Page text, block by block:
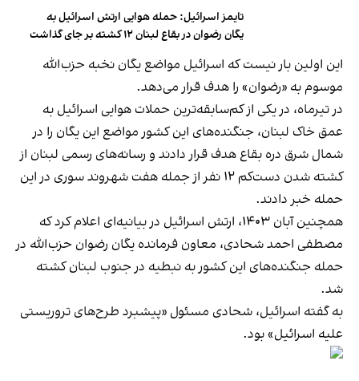
تایمز اسرائیل: حمله هوایی ارتش اسرائیل به
یگان رضوان در بقاع لبنان ۱۲ کشته بر جای گذاشت
این اولین بار نیست که اسرائیل مواضع یگان نخبه حزب‌الله
موسوم به «رضوان» را هدف قرار می‌دهد.
در تیرماه، در یکی از کم‌سابقه‌ترین حملات هوایی اسرائیل به
عمق خاک لبنان، جنگنده‌های این کشور مواضع این یگان را در
شمال‌ شرق دره بقاع هدف قرار دادند و رسانه‌های رسمی لبنان از
کشته شدن دست‌کم ۱۲ نفر از جمله هفت شهروند سوری در این
حمله خبر دادند.
همچنین آبان ۱۴۰۳، ارتش اسرائیل در بیانیه‌ای اعلام کرد که
مصطفی احمد شحادی، معاون فرمانده یگان رضوان حزب‌الله در
حمله جنگنده‌های این کشور به نبطیه در جنوب لبنان کشته
شد.
به گفته اسرائیل، شحادی مسئول «پیشبرد طرح‌های تروریستی
علیه اسرائیل» بود.